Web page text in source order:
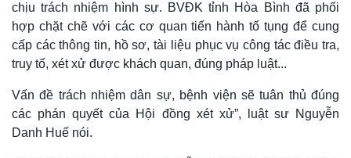
chịu trách nhiệm hình sự. BVĐK tỉnh Hòa Bình đã phối
hợp chặt chẽ với các cơ quan tiến hành tố tụng để cung
cấp các thông tin, hồ sơ, tài liệu phục vụ công tác điều tra,
truy tố, xét xử được khách quan, đúng pháp luật...
Vấn đề trách nhiệm dân sự, bệnh viện sẽ tuân thủ đúng
các phán quyết của Hội đồng xét xử”, luật sư Nguyễn
Danh Huế nói.